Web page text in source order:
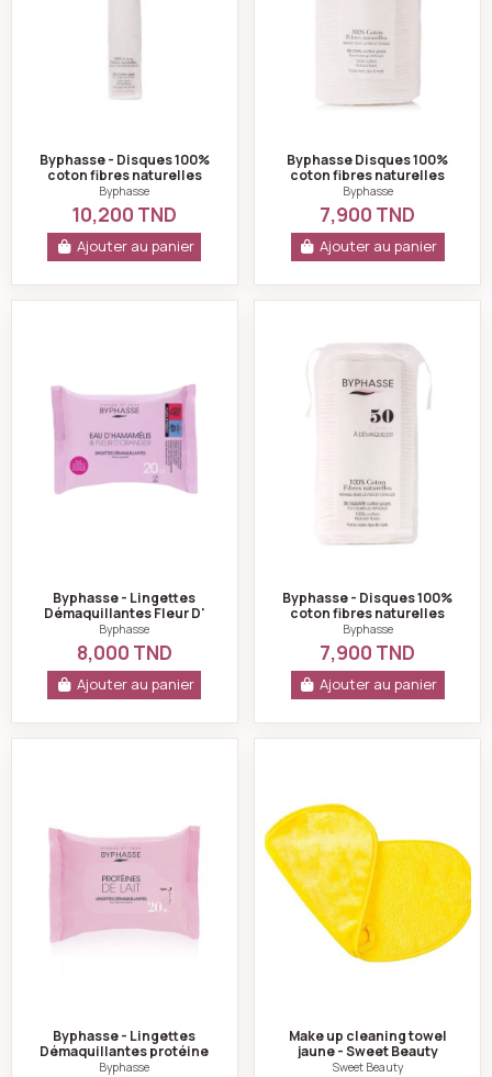
Byphasse - Disques 100%
coton fibres naturelles
x120
Byphasse
10,200 TND
Ajouter au panier
Byphasse Disques 100%
coton fibres naturelles
x50
Byphasse
7,900 TND
Ajouter au panier
Byphasse - Lingettes
Démaquillantes Fleur D'
orange Pour Peau Grasse
-20p
Byphasse
8,000 TND
Ajouter au panier
Byphasse - Disques 100%
coton fibres naturelles
x50 Carrés
Byphasse
7,900 TND
Ajouter au panier
Byphasse - Lingettes
Démaquillantes protéine
de lait tout types de peaux
Byphasse
Make up cleaning towel
jaune - Sweet Beauty
Sweet Beauty